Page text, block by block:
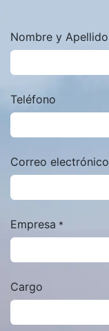
Nombre y Apellido
Teléfono
Correo electrónico
Empresa *
Cargo